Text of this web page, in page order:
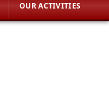
OUR ACTIVITIES